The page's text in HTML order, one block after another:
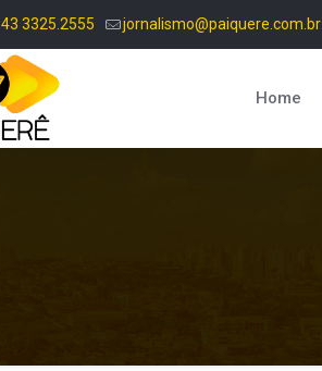
43 3325.2555 jornalismo@paiquere.com.br
Home